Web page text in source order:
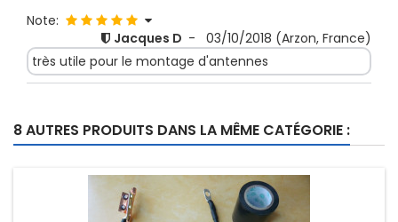
Note:
Jacques D - 03/10/2018 (Arzon, France)
très utile pour le montage d'antennes
8 AUTRES PRODUITS DANS LA MÊME CATÉGORIE :